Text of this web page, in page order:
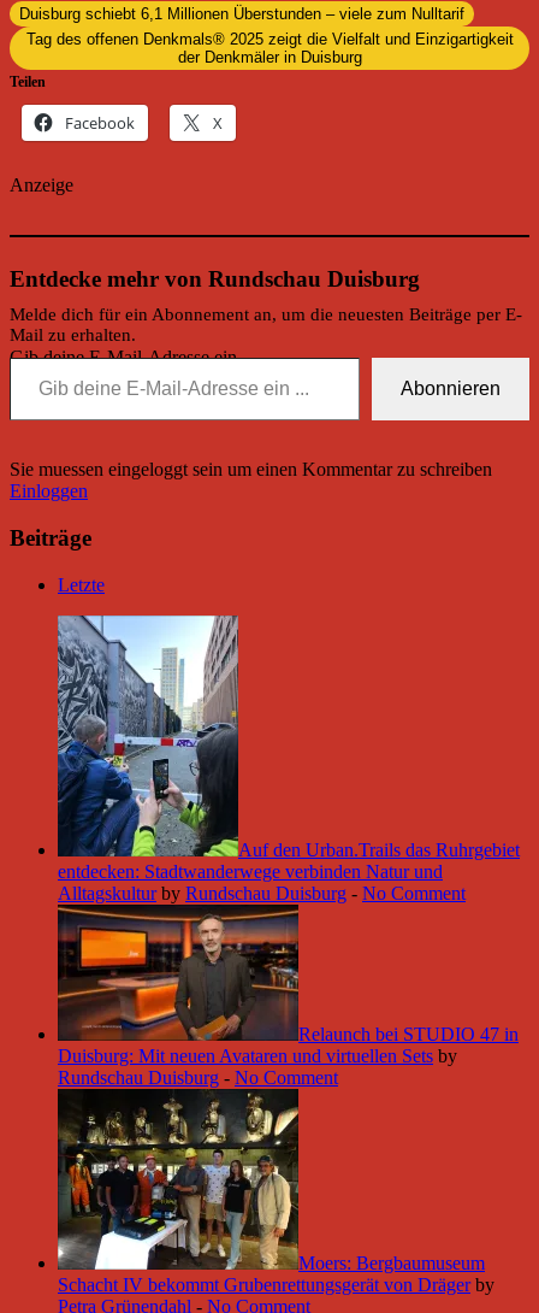
Duisburg schiebt 6,1 Millionen Überstunden – viele zum Nulltarif
Tag des offenen Denkmals® 2025 zeigt die Vielfalt und Einzigartigkeit
der Denkmäler in Duisburg
Teilen
Facebook X
Anzeige
Entdecke mehr von Rundschau Duisburg
Melde dich für ein Abonnement an, um die neuesten Beiträge per E-
Mail zu erhalten.
Gib deine E-Mail-Adresse ein ...
Abonnieren
Sie muessen eingeloggt sein um einen Kommentar zu schreiben
Einloggen
Beiträge
Letzte
Auf den Urban.Trails das Ruhrgebiet
entdecken: Stadtwanderwege verbinden Natur und
Alltagskultur by Rundschau Duisburg - No Comment
Relaunch bei STUDIO 47 in
Duisburg: Mit neuen Avataren und virtuellen Sets by
Rundschau Duisburg - No Comment
Moers: Bergbaumuseum
Schacht IV bekommt Grubenrettungsgerät von Dräger by
Petra Grünendahl - No Comment